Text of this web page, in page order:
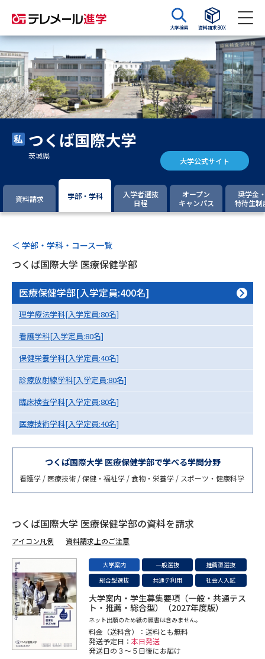
大学検索 資料請求BOX
資料請求 資料検索
大学・短大の資料種類から請求
大学パンフ
大学入学共通テスト利用選抜の
過去問題集
専門学校の資料請求
留学・進学関連、塾・予備校
大学入学共通テスト「受験案
内」の請求
大学入学共通テスト「受験上の
配慮案内」の請求
幼稚園教員資格認定試験
高等学校（情報）教員資格認定
試験
大学研究 大学検索
大学で学べる内容や特徴を調べる
新増設大学・学部・学科特集
国際・グローバルに強い大学特
集
デジタルパンフレット 進路の３択
新学年スタート号特集ページ
（高3生用）
新学年スタート号特集ページ
（高2生用）
SELFBRAND特集ページ
つくば国際大学
茨城県 大学公式サイト
資料請求 学部・学科
入学者選抜
日程
オープン
キャンパス
奨学金
特待生制
＜ 学部・学科・コース一覧
つくば国際大学 医療保健学部
医療保健学部[入学定員:400名]
理学療法学科[入学定員:80名]
看護学科[入学定員:80名]
保健栄養学科[入学定員:40名]
診療放射線学科[入学定員:80名]
臨床検査学科[入学定員:80名]
医療技術学科[入学定員:40名]
つくば国際大学 医療保健学部で学べる学問分野
看護学 / 医療技術 / 保健・福祉学 / 食物・栄養学 / スポーツ・健康科学
つくば国際大学 医療保健学部の資料を請求
アイコン凡例 資料請求上のご注意
大学案内 一般選抜
推薦型選抜
総合型選抜
共通テ利用 社会人入試
大学案内・学生募集要項（一般・共通テス
ト・推薦・総合型）（2027年度版）
ネット出願のため紙の願書は含みません。
料金（送料含）：送料とも無料
発送予定日： 本日発送
発送日の３～５日後にお届け